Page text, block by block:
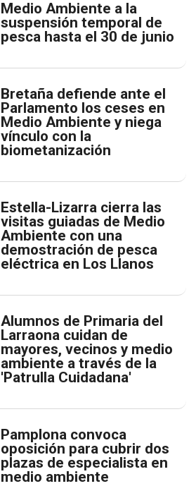
Medio Ambiente a la
suspensión temporal de
pesca hasta el 30 de junio
Bretaña defiende ante el
Parlamento los ceses en
Medio Ambiente y niega
vínculo con la
biometanización
Estella-Lizarra cierra las
visitas guiadas de Medio
Ambiente con una
demostración de pesca
eléctrica en Los Llanos
Alumnos de Primaria del
Larraona cuidan de
mayores, vecinos y medio
ambiente a través de la
'Patrulla Cuidadana'
Pamplona convoca
oposición para cubrir dos
plazas de especialista en
medio ambiente